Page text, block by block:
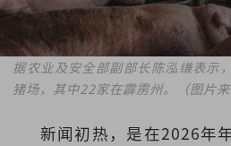
据农业及安全部副部长陈泓缣表示，
猪场，其中22家在霹雳州。（图片
新闻初热，是在2026年